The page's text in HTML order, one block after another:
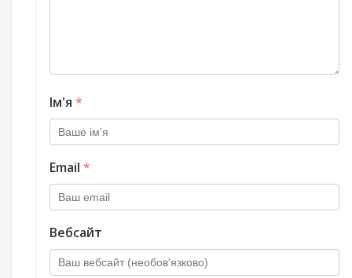
Ім'я *
Email *
Вебсайт